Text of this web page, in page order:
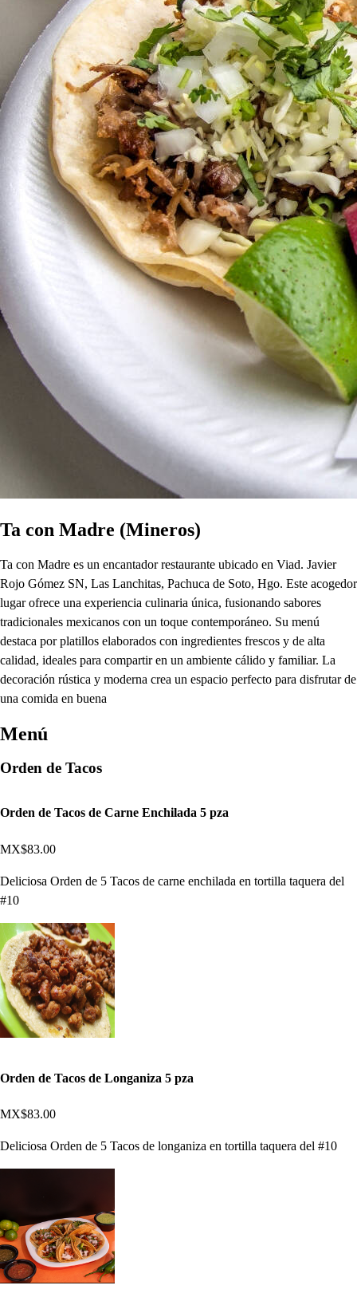
Ta con Madre (Mineros)
Ta con Madre es un encantador restaurante ubicado en Viad. Javier
Rojo Gómez SN, Las Lanchitas, Pachuca de Soto, Hgo. Este acogedor
lugar ofrece una experiencia culinaria única, fusionando sabores
tradicionales mexicanos con un toque contemporáneo. Su menú
destaca por platillos elaborados con ingredientes frescos y de alta
calidad, ideales para compartir en un ambiente cálido y familiar. La
decoración rústica y moderna crea un espacio perfecto para disfrutar de
una comida en buena
Menú
Orden de Tacos
Orden de Tacos de Carne Enchilada 5 pza
MX$83.00
Deliciosa Orden de 5 Tacos de carne enchilada en tortilla taquera del
#10
Orden de Tacos de Longaniza 5 pza
MX$83.00
Deliciosa Orden de 5 Tacos de longaniza en tortilla taquera del #10